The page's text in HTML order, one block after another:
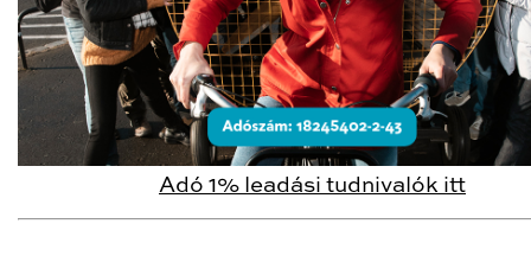
Adó 1% leadási tudnivalók itt